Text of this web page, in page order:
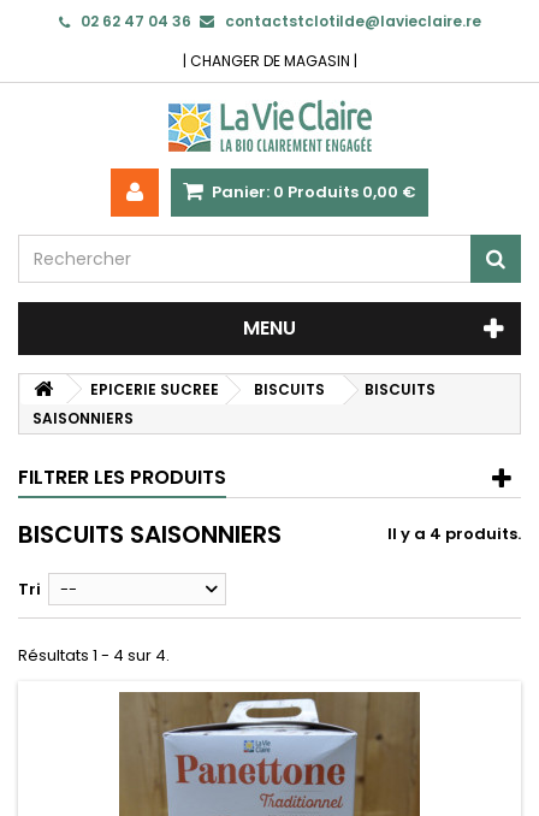
02 62 47 04 36
contactstclotilde@lavieclaire.re
| CHANGER DE MAGASIN |
Panier: 0 Produits 0,00 €
MENU
EPICERIE SUCREE BISCUITS
BISCUITS
SAISONNIERS
FILTRER LES PRODUITS
BISCUITS SAISONNIERS Il y a 4 produits.
Tri --
Résultats 1 - 4 sur 4.